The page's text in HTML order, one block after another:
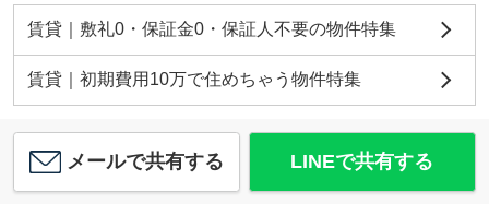
賃貸｜敷礼0・保証金0・保証人不要の物件特集
賃貸｜初期費用10万で住めちゃう物件特集
メールで共有する LINEで共有する